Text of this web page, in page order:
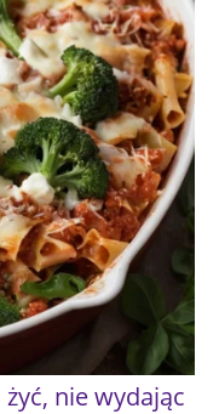
nie wydając